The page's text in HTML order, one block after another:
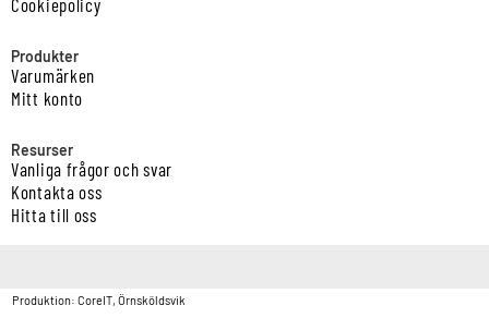
Produkter
Varumärken
Mitt konto
Resurser
Vanliga frågor och svar
Kontakta oss
Hitta till oss
Produktion: CoreIT, Örnsköldsvik